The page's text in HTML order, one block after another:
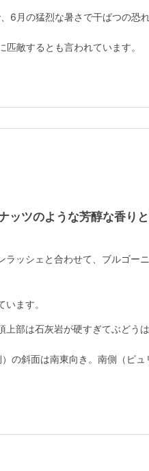
6月の猛烈な暑さで干ばつの恐
敵するとも言われています。
ッツのような芳醇な香り
ラッシェと合わせて、ブルゴー
ます。
部は石灰岩が硬すぎてぶどう
の斜面は南東向き。南側（ピュ